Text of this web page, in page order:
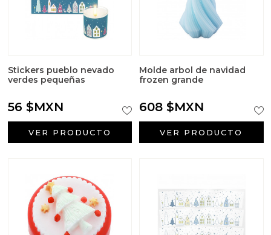
Stickers pueblo nevado
verdes pequeñas
56 $MXN
VER PRODUCTO
Molde arbol de navidad
frozen grande
608 $MXN
VER PRODUCTO